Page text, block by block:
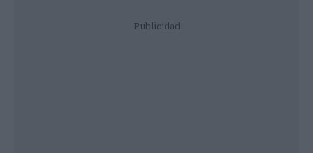
Publicidad